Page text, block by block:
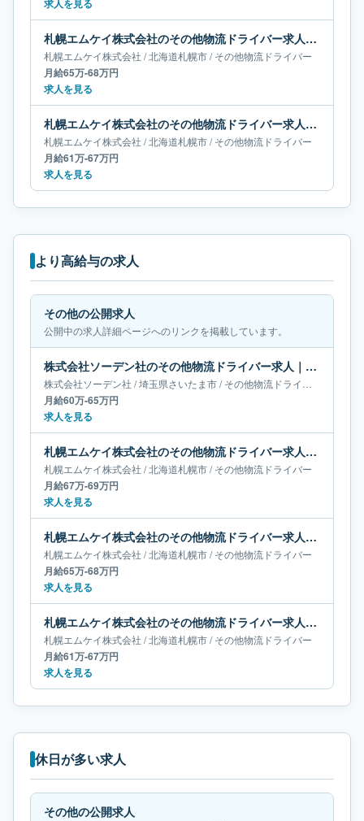
求人を見る
札幌エムケイ株式会社のその他物流ドライバー求人｜北海道札幌市｜月給65万-68万円
札幌エムケイ株式会社 /北海道札幌市/その他物流ドライバー
月給65万-68万円
求人を見る
札幌エムケイ株式会社のその他物流ドライバー求人｜北海道札幌市｜月給61万-67万円
札幌エムケイ株式会社 /北海道札幌市/その他物流ドライバー
月給61万-67万円
求人を見る
より高給与の求人
その他の公開求人
公開中の求人詳細ページへのリンクを掲載しています。
株式会社ソーデン社のその他物流ドライバー求人｜埼玉県さいたま市｜月給60万-65万円
株式会社ソーデン社 /埼玉県さいたま市/その他物流ドライバー
月給60万-65万円
求人を見る
札幌エムケイ株式会社のその他物流ドライバー求人｜北海道札幌市｜月給67万-69万円
札幌エムケイ株式会社 /北海道札幌市/その他物流ドライバー
月給67万-69万円
求人を見る
札幌エムケイ株式会社のその他物流ドライバー求人｜北海道札幌市｜月給65万-68万円
札幌エムケイ株式会社 /北海道札幌市/その他物流ドライバー
月給65万-68万円
求人を見る
札幌エムケイ株式会社のその他物流ドライバー求人｜北海道札幌市｜月給61万-67万円
札幌エムケイ株式会社 /北海道札幌市/その他物流ドライバー
月給61万-67万円
求人を見る
休日が多い求人
その他の公開求人